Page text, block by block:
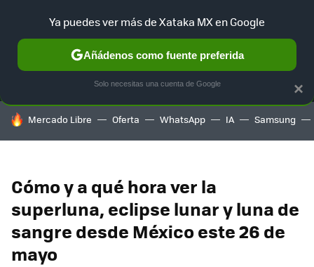
MENÚ NUEVO
GAMING HOME AUTO
HOY SE HABLA DE
Mercado Libre Oferta WhatsApp IA Samsung
Cómo y a qué hora ver la
superluna, eclipse lunar y luna de
sangre desde México este 26 de
mayo
×
Ya puedes ver más de Xataka MX en Google
Añádenos como fuente preferida
Solo necesitas una cuenta de Google